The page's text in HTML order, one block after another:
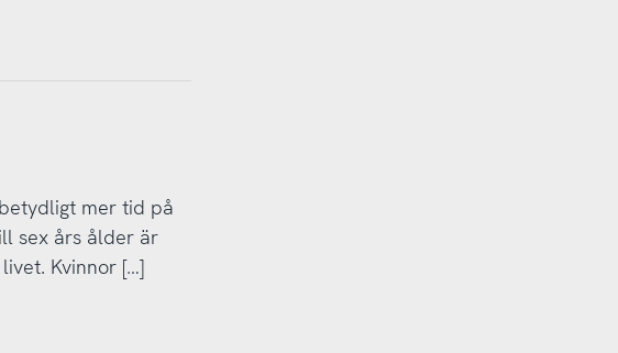
mer tid på
sex års ålder är
Kvinnor […]